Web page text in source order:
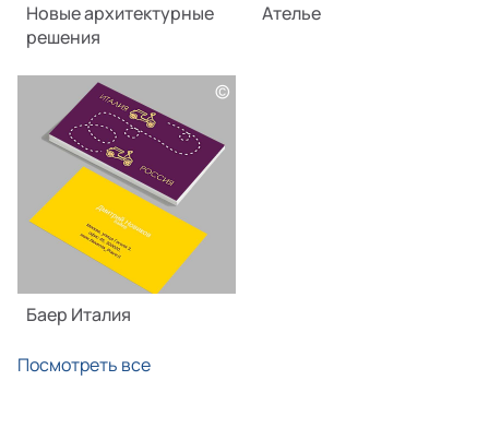
Новые архитектурные
решения
Ателье
©
Баер Италия
Посмотреть все